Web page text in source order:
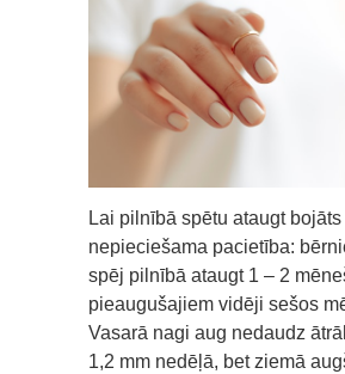
Lai pilnībā spētu ataugt
nepieciešama pacietība:
spēj pilnībā ataugt 1 – 2
pieaugušajiem vidēji sešos
Vasarā nagi aug nedaudz
1,2 mm nedēļā, bet ziemā